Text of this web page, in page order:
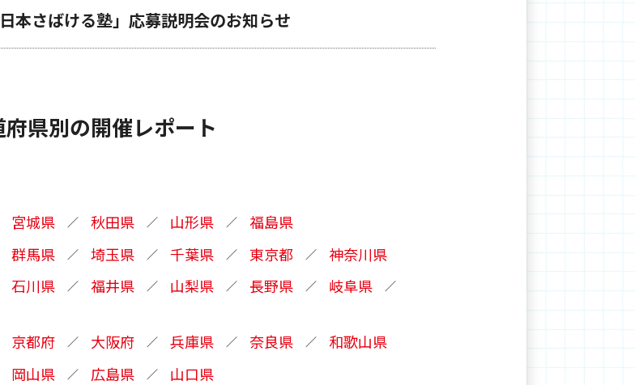
本さばける塾」応募説明会のお知らせ
県別の開催レポート
宮城県 秋田県 山形県
福島県
群馬県 埼玉県 千葉県 東京都 神奈川県
石川県 福井県 山梨県 長野県
岐阜県
京都府 大阪府 兵庫県 奈良県
和歌山県
岡山県 広島県
山口県